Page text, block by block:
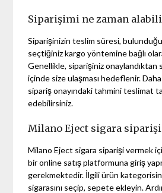
Siparişimi ne zaman
Siparişinizin teslim süresi,
seçtiğiniz kargo yöntemine bağlı
Genellikle, siparişiniz onaylandıktan
içinde size ulaşması hedeflenir.
sipariş onayındaki tahmini teslimat
edebilirsiniz.
Milano Eject sigara
Milano Eject sigara siparişi vermek
bir online satış platformuna giriş
gerekmektedir. İlgili ürün
sigarasını seçip, sepete ekleyin.